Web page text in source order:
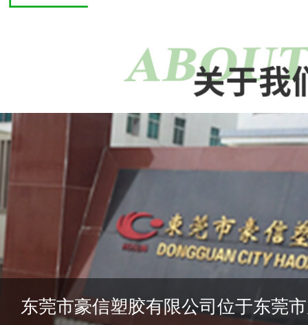
东莞市豪信塑胶有限公司位于东莞